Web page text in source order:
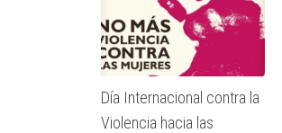
Día Internacional contra la
Violencia hacia las